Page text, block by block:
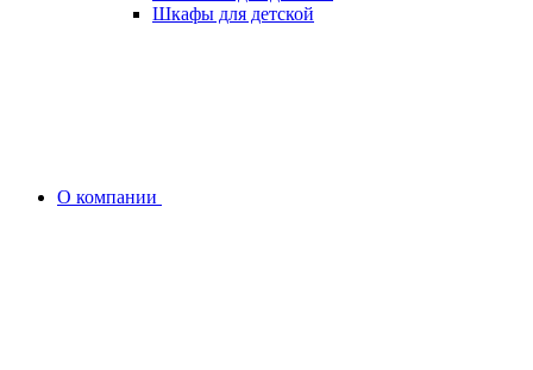
Шкафы для детской
О компании